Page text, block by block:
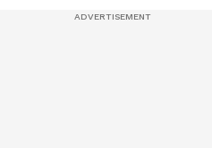
ഒറിയോണിന്റെ യാത്ര